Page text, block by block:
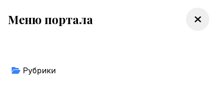
Меню портала
Рубрики